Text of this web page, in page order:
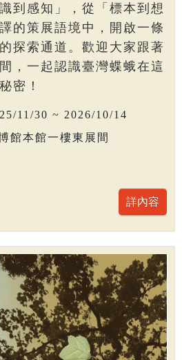
到感知」，從「標本到想
的策展語境中，開啟一條
探索通道。歡迎大家跟著
，一起認識臺灣蝶蛾在這
密！
11/30 ~ 2026/10/14
館本館一樓東展間